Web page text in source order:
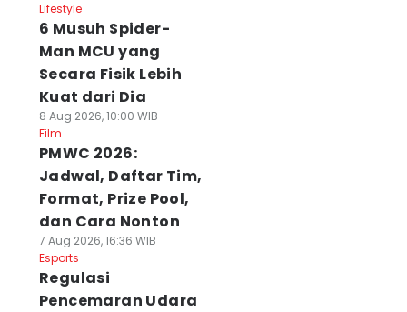
Lifestyle
6 Musuh Spider-
Man MCU yang
Secara Fisik Lebih
Kuat dari Dia
8 Aug 2026, 10:00 WIB
Film
PMWC 2026:
Jadwal, Daftar Tim,
Format, Prize Pool,
dan Cara Nonton
7 Aug 2026, 16:36 WIB
Esports
Regulasi
Pencemaran Udara